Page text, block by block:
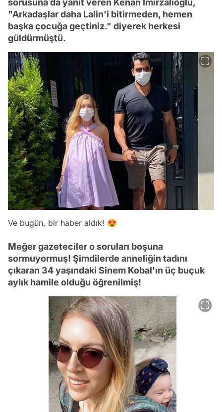
sorusuna da yanıt veren Kenan İmirzalıoğlu,
"Arkadaşlar daha Lalin'i bitirmeden, hemen
başka çocuğa geçtiniz." diyerek herkesi
güldürmüştü.
Ve bugün, bir haber aldık! 😍
Meğer gazeteciler o soruları boşuna
sormuyormuş! Şimdilerde anneliğin tadını
çıkaran 34 yaşındaki Sinem Kobal'ın üç buçuk
aylık hamile olduğu öğrenilmiş!